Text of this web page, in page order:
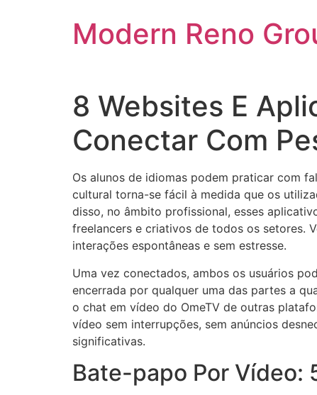
Modern Reno
8 Websites E
Conectar Com
Os alunos de idiomas podem praticar com
cultural torna-se fácil à medida que os
disso, no âmbito profissional, esses
freelancers e criativos de todos os setores.
interações espontâneas e sem estresse.
Uma vez conectados, ambos os usuários
encerrada por qualquer uma das partes a
o chat em vídeo do OmeTV de outras
vídeo sem interrupções, sem anúncios
significativas.
Bate-papo Por Vídeo: